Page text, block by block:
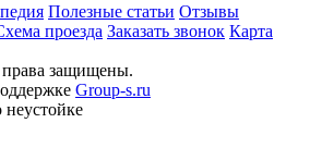
Полезные статьи Отзывы
проезда Заказать звонок Карта
защищены.
Group-s.ru